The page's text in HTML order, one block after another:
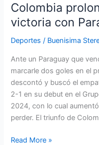
Colombia
victoria con
Deportes / Buenisima
Ante un Paraguay que
marcarle dos goles en el
descontó y buscó el
2-1 en su debut en el
2024, con lo cual
perder. El triunfo de
Read More »